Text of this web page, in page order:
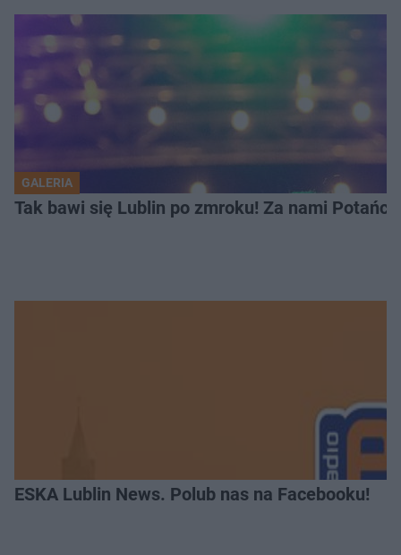
GALERIA
Tak bawi się Lublin po zmroku! Za nami
ESKA Lublin News. Polub nas na Facebooku!